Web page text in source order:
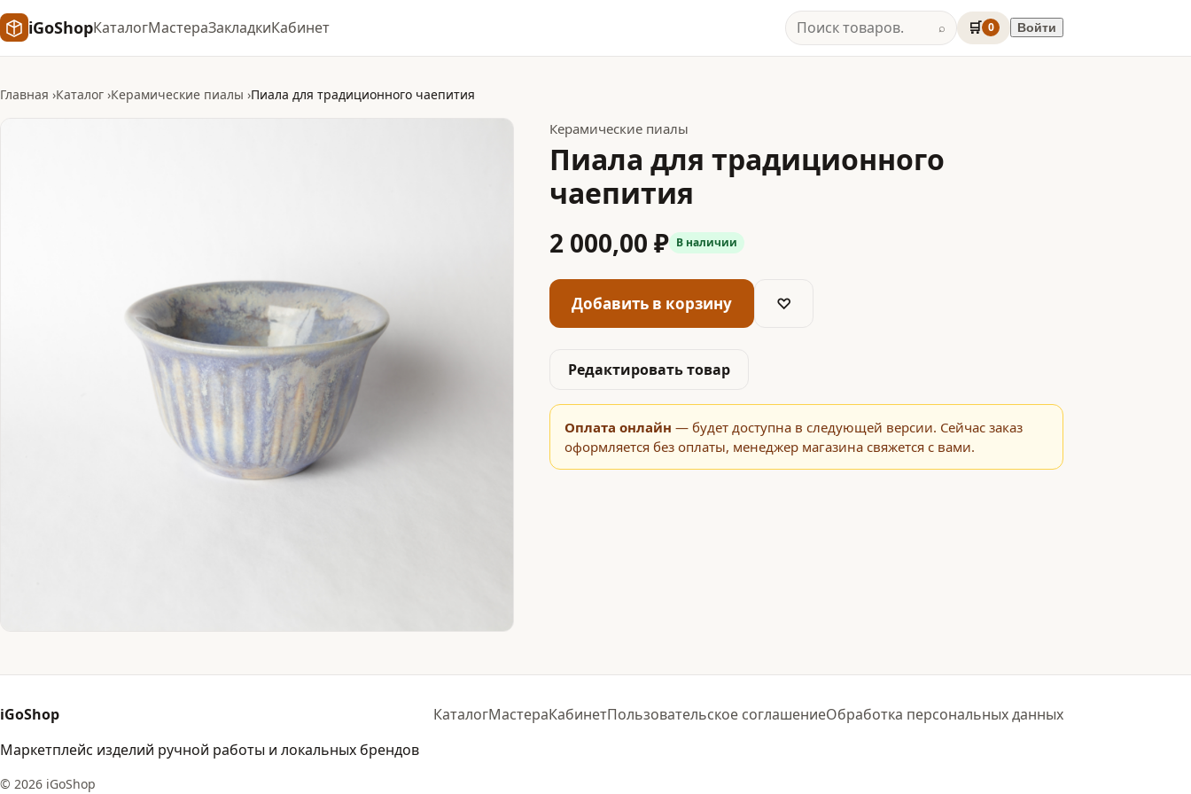
iGoShopКаталогМастераЗакладкиКабинет ⌕ 🛒 0 Войти
Главная Каталог Керамические пиалы Пиала для традиционного чаепития
Керамические пиалы
Пиала для традиционного
чаепития
2 000,00 ₽ В наличии
Добавить в корзину ♡
Редактировать товар
Оплата онлайн — будет доступна в следующей версии. Сейчас заказ
оформляется без оплаты, менеджер магазина свяжется с вами.
iGoShop
Маркетплейс изделий ручной работы и локальных брендов
КаталогМастераКабинетПользовательское соглашениеОбработка персональных данных
© 2026 iGoShop